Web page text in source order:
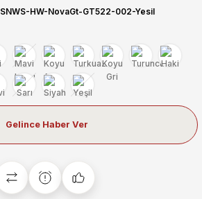
SNWS-HW-NovaGt-GT522-002-Yesil
Gelince Haber Ver